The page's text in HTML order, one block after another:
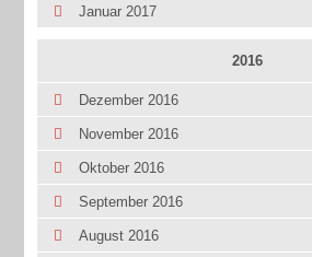
Januar 2017
2016
Dezember 2016
November 2016
Oktober 2016
September 2016
August 2016